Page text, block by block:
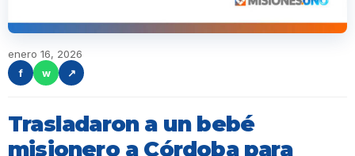
enero 16, 2026
f
w ↗
Trasladaron a un bebé
misionero a Córdoba para